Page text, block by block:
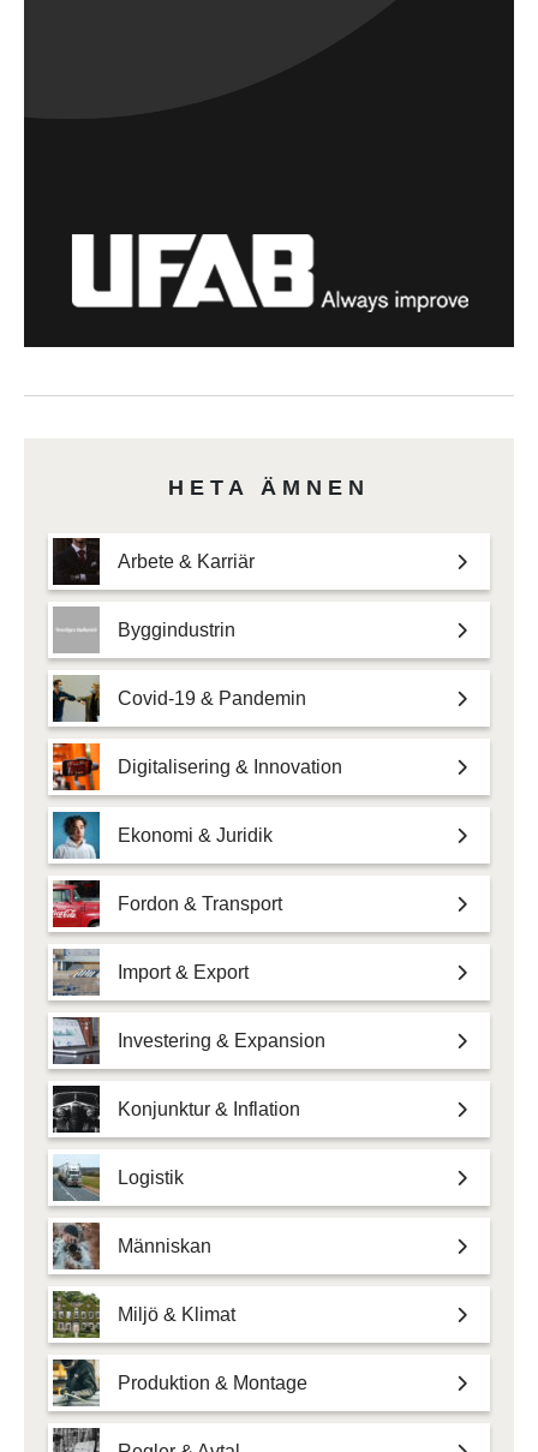
HETA ÄMNEN
Arbete & Karriär
Byggindustrin
Covid-19 & Pandemin
Digitalisering & Innovation
Ekonomi & Juridik
Fordon & Transport
Import & Export
Investering & Expansion
Konjunktur & Inflation
Logistik
Människan
Miljö & Klimat
Produktion & Montage